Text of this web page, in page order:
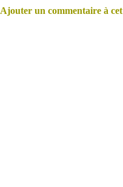
Ajouter un commentaire à